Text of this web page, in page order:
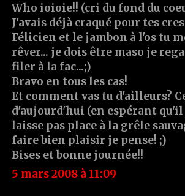
Who ioioie!! (cri du fond du
J'avais déjà craqué pour tes
Félicien et le jambon à l'os tu
rêver... je dois être maso je
filer à la fac...;)
Bravo en tous les cas!
Et comment vas tu d'ailleurs?
d'aujourd'hui (en espérant
laisse pas place à la grêle
faire bien plaisir je pense! ;)
Bises et bonne journée!!
5 mars 2008 à 11:09